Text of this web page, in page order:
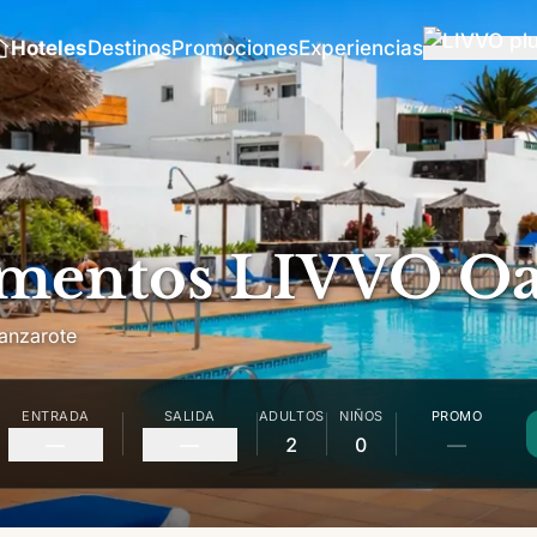
HotelesDestinosPromocionesExperiencias
LIVVO
ENTRADA SALIDA ADULTOS
2
NIÑOS
0
PROMO